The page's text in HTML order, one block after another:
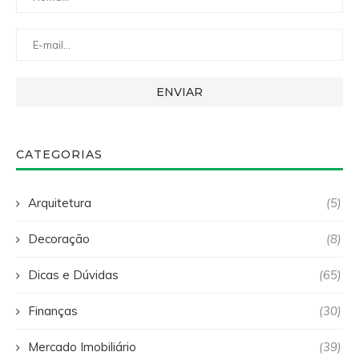
CATEGORIAS
Arquitetura (5)
Decoração (8)
Dicas e Dúvidas (65)
Finanças (30)
Mercado Imobiliário (39)